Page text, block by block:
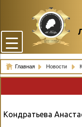
Главная Новости
Кондратьева